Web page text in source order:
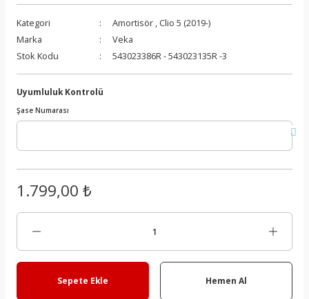
Kategori Amortisör , Clio 5 (2019-)
Marka
Veka
Stok Kodu
543023386R - 543023135R -3
Uyumluluk Kontrolü
Şase Numarası
1.799,00 ₺
Sepete Ekle Hemen Al